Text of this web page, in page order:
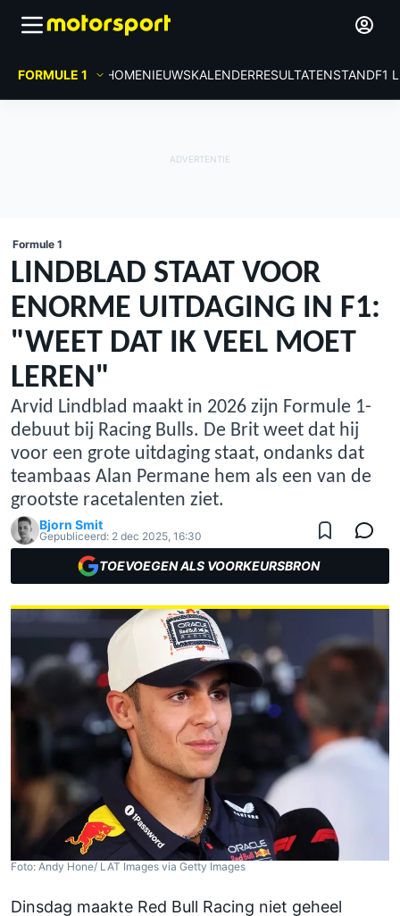
FORMULE 1 HOMENIEUWSKALENDERRESULTATENSTANDF1
Formule 1
LINDBLAD STAAT VOOR
ENORME UITDAGING IN F1:
"WEET DAT IK VEEL MOET
LEREN"
Arvid Lindblad maakt in 2026 zijn Formule 1-
debuut bij Racing Bulls. De Brit weet dat hij
voor een grote uitdaging staat, ondanks dat
teambaas Alan Permane hem als een van de
grootste racetalenten ziet.
Bjorn Smit
Gepubliceerd: 2 dec 2025, 16:30
TOEVOEGEN ALS VOORKEURSBRON
Foto: Andy Hone/ LAT Images via Getty Images
Dinsdag maakte Red Bull Racing niet geheel